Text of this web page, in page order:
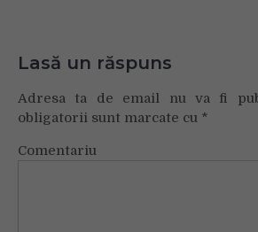
Lasă un răspuns
Adresa ta de email nu va fi
obligatorii sunt marcate cu *
Comentariu